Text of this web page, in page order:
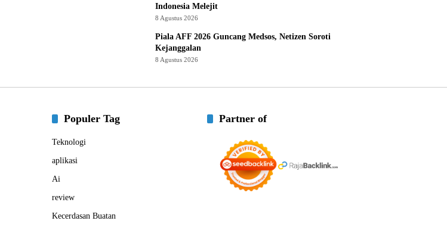
Indonesia Melejit
8 Agustus 2026
Piala AFF 2026 Guncang Medsos, Netizen Soroti
Kejanggalan
8 Agustus 2026
Populer Tag
Teknologi
aplikasi
Ai
review
Kecerdasan Buatan
Partner of